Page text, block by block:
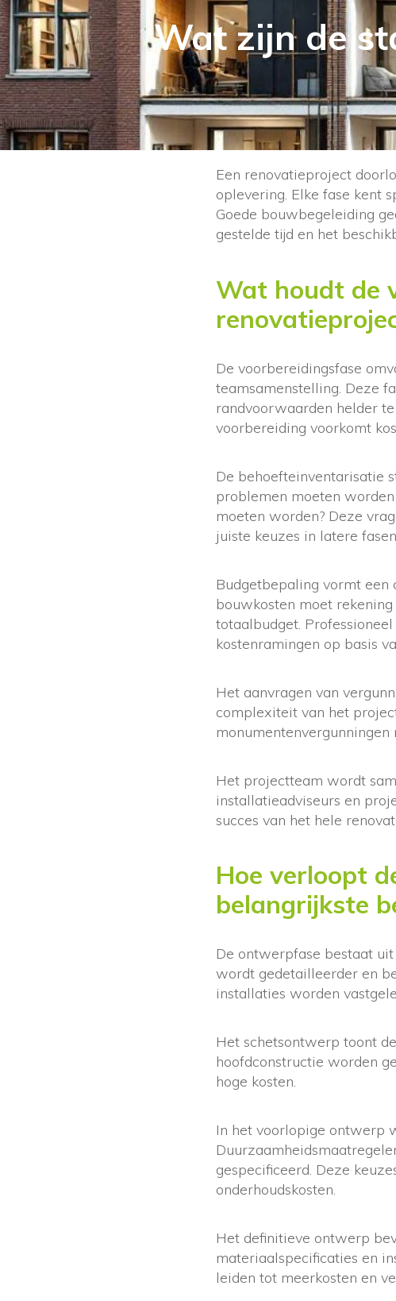
Wat zijn de
Een renovatieproject
oplevering. Elke fase kent
Goede bouwbegeleiding
gestelde tijd en het
Wat houdt de
De voorbereidingsfase
teamsamenstelling. Deze
randvoorwaarden helder
voorbereiding voorkomt
De behoefteinventarisatie
problemen moeten
moeten worden? Deze
juiste keuzes in latere fasen.
Budgetbepaling vormt een
bouwkosten moet
totaalbudget. Professioneel
kostenramingen op basis
Het aanvragen van
complexiteit van het
Het projectteam wordt
installatieadviseurs en
succes van het hele
Hoe verloopt
belangrijkste
De ontwerpfase bestaat
wordt gedetailleerder en
installaties worden
Het schetsontwerp toont
hoofdconstructie worden
hoge kosten.
In het voorlopige ontwerp
gespecificeerd. Deze
onderhoudskosten.
Het definitieve ontwerp
materiaalspecificaties en
leiden tot meerkosten en